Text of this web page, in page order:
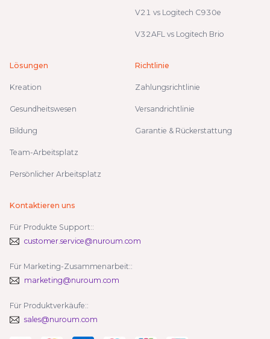
V21 vs Logitech C930e
V32AFL vs Logitech Brio
Lösungen
Kreation
Gesundheitswesen
Bildung
Team-Arbeitsplatz
Persönlicher Arbeitsplatz
Richtlinie
Zahlungsrichtlinie
Versandrichtlinie
Garantie & Rückerstattung
Kontaktieren uns
Für Produkte Support::
customer.service@nuroum.com
Für Marketing-Zusammenarbeit::
marketing@nuroum.com
Für Produktverkäufe::
sales@nuroum.com